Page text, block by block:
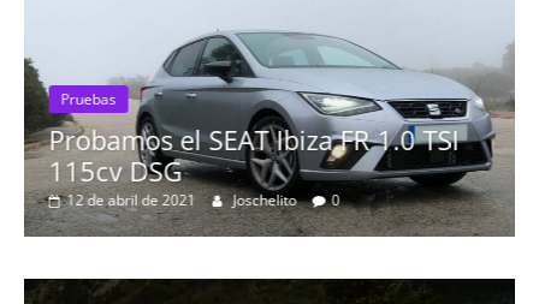
Pruebas
Probamos el SEAT Ibiza FR 1.0 TSI
115cv DSG
12 de abril de 2021 Joschelito 0